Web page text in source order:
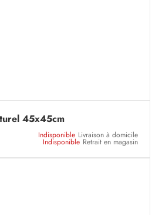
45x45cm
Indisponible Livraison à domicile
Indisponible Retrait en magasin